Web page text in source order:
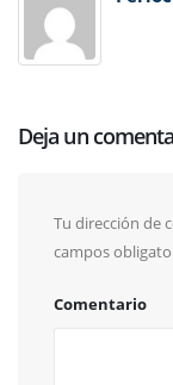
Deja un
Tu dirección de
campos
Comentario